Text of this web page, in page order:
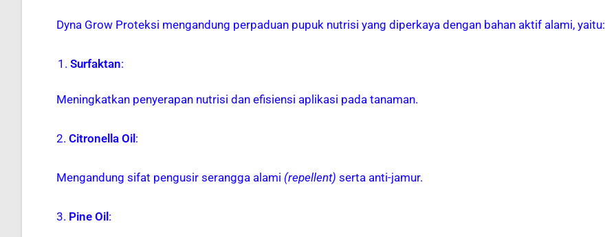
Dyna Grow Proteksi mengandung perpaduan pupuk nutrisi yang diperkaya dengan bahan aktif alami, yaitu:
Surfaktan:
Meningkatkan penyerapan nutrisi dan efisiensi aplikasi pada tanaman.
2. Citronella Oil:
Mengandung sifat pengusir serangga alami (repellent) serta anti-jamur.
3. Pine Oil: